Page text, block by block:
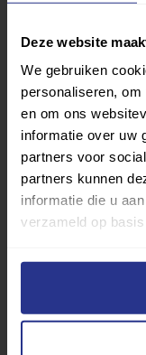
Deze website
We gebruiken
personaliseren,
en om ons
informatie over uw
partners voor
partners kunnen
informatie die u
verzameld op
Oefentherapie